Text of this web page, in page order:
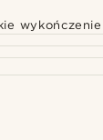
wykończenie